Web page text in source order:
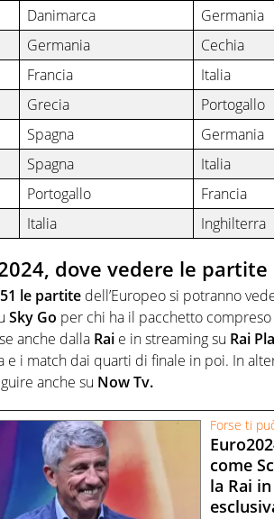
Danimarca Germania
Germania Cechia
Francia Italia
Grecia Portogallo
Spagna Germania
Spagna Italia
Portogallo Francia
Italia Inghilterra
dove vedere le
le partite dell’Europeo si potranno
Sky Go per chi ha il pacchetto
anche dalla Rai e in streaming su Rai
e i match dai quarti di finale in poi. In
anche su Now Tv.
Forse ti
come
la Rai